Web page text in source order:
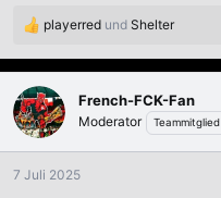
R
a
k
t
i
o
n
playerred und Shelter
French-FCK-Fan
Moderator Teammitglied
7 Juli 2025